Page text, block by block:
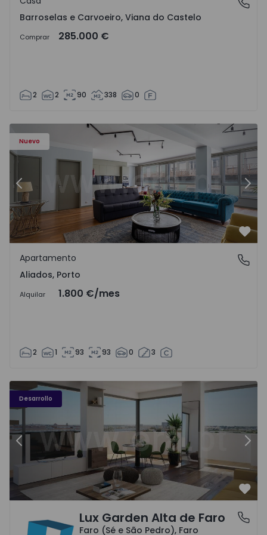
Barroselas e Carvoeiro, Viana do Castelo
Comprar 285.000 €
2 2 90 338 0
Nuevo
Apartamento T2 Porto, Aliados - 1574582 - 4
Anterior
Aliados, Porto
Apartamento
Aliados, Porto
Alquilar 1.800 €/mes
2 1 93 93 0 3
Desarrollo
Anterior
Faro (Sé e São Pedro), Faro
Lux Garden Alta de Faro
Faro (Sé e São Pedro), Faro